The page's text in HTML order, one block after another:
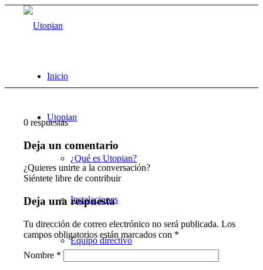
Inicio
Utopian
¿Qué es Utopian?
Instalaciones
Equipo directivo
0 respuestas
Deja un comentario
¿Quieres unirte a la conversación?
Siéntete libre de contribuir
Deja una respuesta
Tu dirección de correo electrónico no será publicada. Los
campos obligatorios están marcados con *
Nombre *